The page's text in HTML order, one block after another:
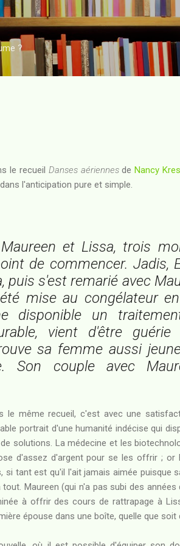
contenu principal
?
le recueil Danses aériennesdeNancy
l'anticipation pure et simple.
et Lissa, trois
de commencer. Jadis,
puis s'est remarié avec
mise au congélateur
disponible un
vient d'être
sa femme aussi
Son couple avec
le même recueil, c'est avec une
portrait d'une humanité indécise qui
solutions. La médecine et les
d'assez d'argent pour se les offrir ; or
si tant est qu'il l'ait jamais aimée puisque
Maureen (qui n'a pas subi des
à offrir des cours de rattrapage à
épouse dans une boîte, quelle que soit